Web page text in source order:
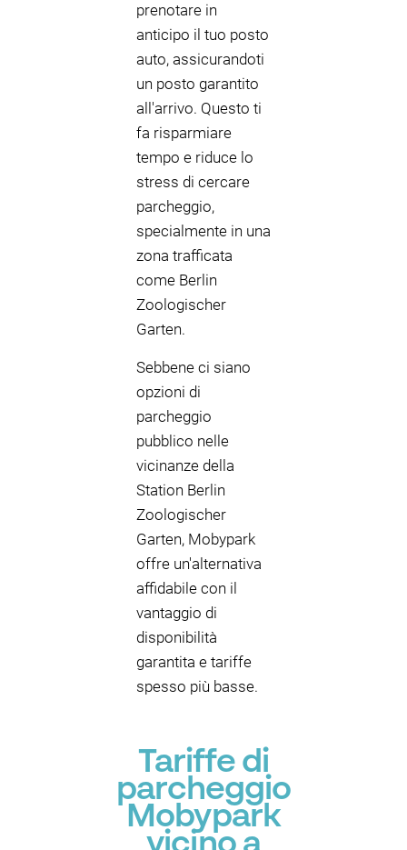
prenotare in
anticipo il tuo posto
auto, assicurandoti
un posto garantito
all'arrivo. Questo ti
fa risparmiare
tempo e riduce lo
stress di cercare
parcheggio,
specialmente in una
zona trafficata
come Berlin
Zoologischer
Garten.
Sebbene ci siano
opzioni di
parcheggio
pubblico nelle
vicinanze della
Station Berlin
Zoologischer
Garten, Mobypark
offre un'alternativa
affidabile con il
vantaggio di
disponibilità
garantita e tariffe
spesso più basse.
Tariffe di
parcheggio
Mobypark